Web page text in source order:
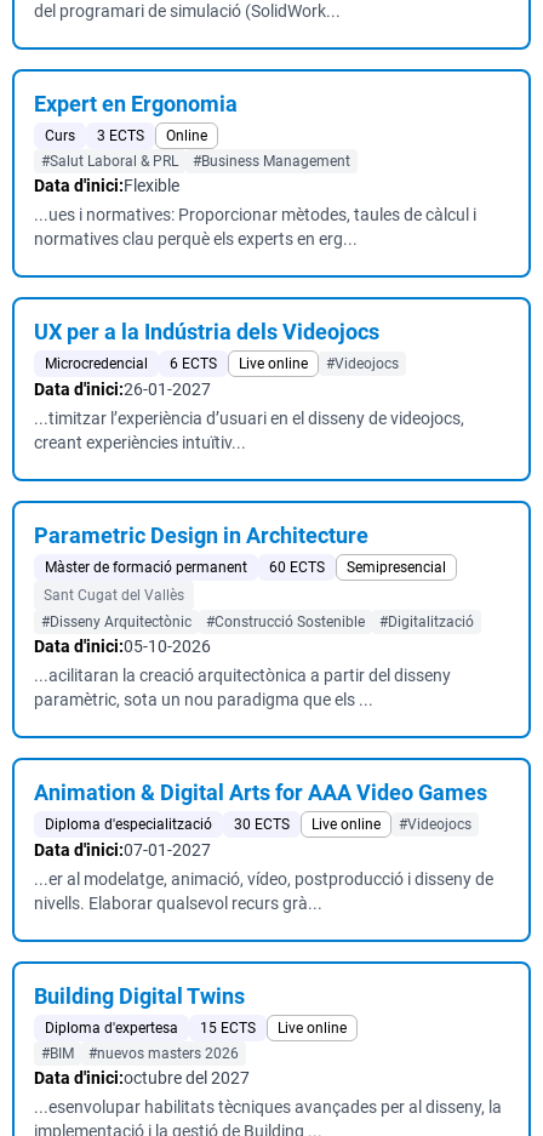
del programari de simulació (SolidWork...
Expert en Ergonomia
Curs 3 ECTS
Online
#Salut Laboral & PRL
#Business Management
Data d'inici:Flexible
...ues i normatives: Proporcionar mètodes, taules de càlcul i
normatives clau perquè els experts en erg...
UX per a la Indústria dels Videojocs
Microcredencial 6 ECTS Live online #Videojocs
Data d'inici:26-01-2027
...timitzar l’experiència d’usuari en el disseny de videojocs,
creant experiències intuïtiv...
Parametric Design in Architecture
Màster de formació permanent 60 ECTS
Semipresencial
Sant Cugat del Vallès
#Disseny Arquitectònic
#Construcció Sostenible #Digitalització
Data d'inici:05-10-2026
...acilitaran la creació arquitectònica a partir del disseny
paramètric, sota un nou paradigma que els ...
Animation & Digital Arts for AAA Video Games
Diploma d'especialització 30 ECTS Live online #Videojocs
Data d'inici:07-01-2027
...er al modelatge, animació, vídeo, postproducció i disseny de
nivells. Elaborar qualsevol recurs grà...
Building Digital Twins
Diploma d'expertesa 15 ECTS
Live online
#BIM
#nuevos masters 2026
Data d'inici:octubre del 2027
...esenvolupar habilitats tècniques avançades per al disseny, la
implementació i la gestió de Building ...